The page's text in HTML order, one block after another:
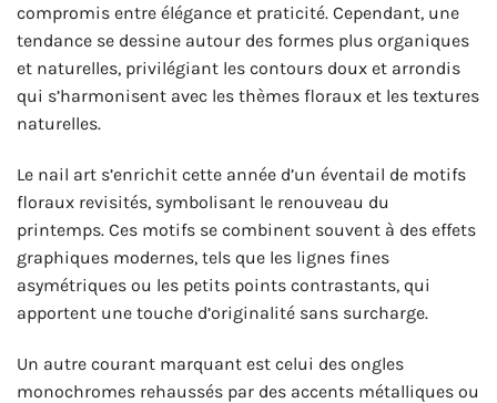
compromis entre élégance et praticité. Cependant, une
tendance se dessine autour des formes plus organiques
et naturelles, privilégiant les contours doux et arrondis
qui s’harmonisent avec les thèmes floraux et les textures
naturelles.
Le nail art s’enrichit cette année d’un éventail de motifs
floraux revisités, symbolisant le renouveau du
printemps. Ces motifs se combinent souvent à des effets
graphiques modernes, tels que les lignes fines
asymétriques ou les petits points contrastants, qui
apportent une touche d’originalité sans surcharge.
Un autre courant marquant est celui des ongles
monochromes rehaussés par des accents métalliques ou